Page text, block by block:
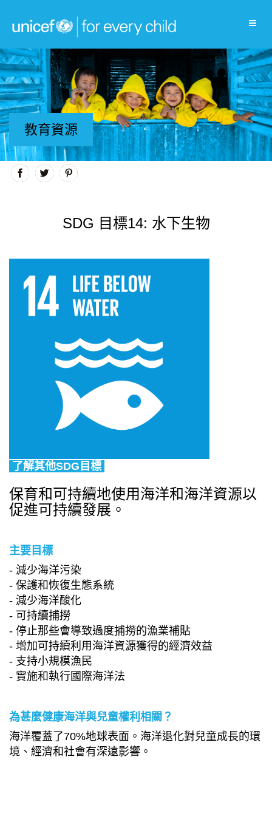
教育資源
SDG 目標14: 水下生物
了解其他SDG目標
保育和可持續地使用海洋和海洋資源以
促進可持續發展。
主要目標
- 減少海洋污染
- 保護和恢復生態系統
- 減少海洋酸化
- 可持續捕撈
- 停止那些會導致過度捕撈的漁業補貼
- 增加可持續利用海洋資源獲得的經濟效益
- 支持小規模漁民
- 實施和執行國際海洋法
為甚麼健康海洋與兒童權利相關？
海洋覆蓋了70%地球表面。海洋退化對兒童成長的環
境、經濟和社會有深遠影響。